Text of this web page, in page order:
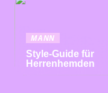
MANN
Style-Guide für
Herrenhemden